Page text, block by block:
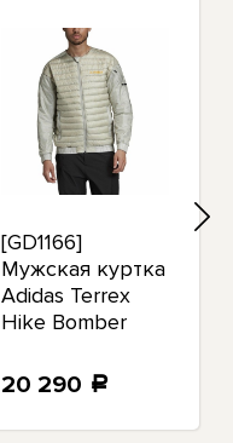
[GD1166]
Мужская куртка
Adidas Terrex
Hike Bomber
20 290 a